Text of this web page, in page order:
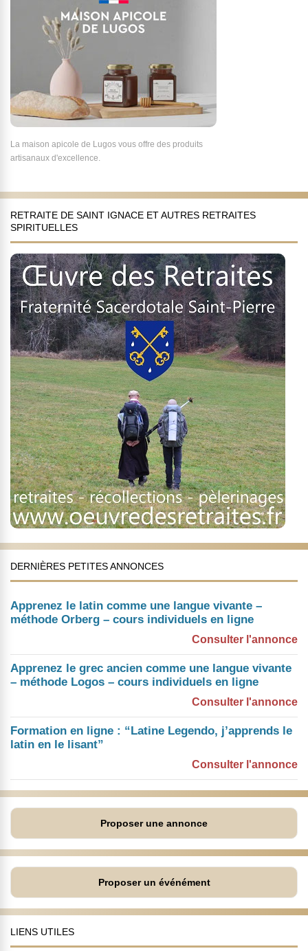
La maison apicole de Lugos vous offre des produits
artisanaux d'excellence.
RETRAITE DE SAINT IGNACE ET AUTRES RETRAITES
SPIRITUELLES
DERNIÈRES PETITES ANNONCES
Apprenez le latin comme une langue vivante –
méthode Orberg – cours individuels en ligne
Consulter l'annonce
Apprenez le grec ancien comme une langue vivante
– méthode Logos – cours individuels en ligne
Consulter l'annonce
Formation en ligne : “Latine Legendo, j’apprends le
latin en le lisant”
Consulter l'annonce
Proposer une annonce
Proposer un événément
LIENS UTILES